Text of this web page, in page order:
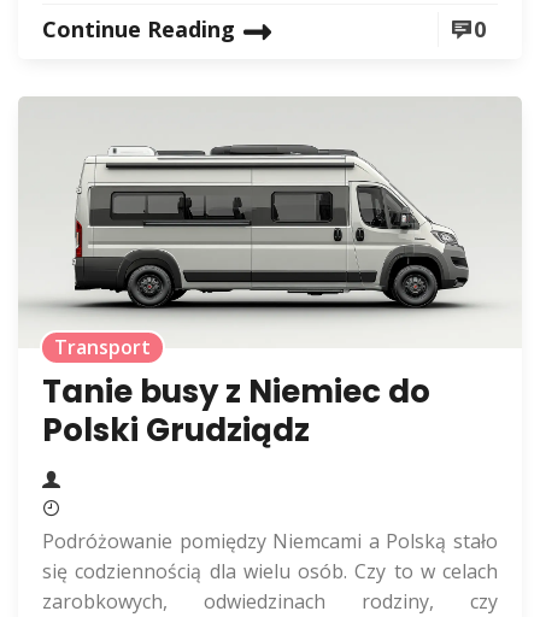
Continue Reading 0
Transport
Tanie busy z Niemiec do
Polski Grudziądz
Podróżowanie pomiędzy Niemcami a Polską stało
się codziennością dla wielu osób. Czy to w celach
zarobkowych, odwiedzinach rodziny, czy